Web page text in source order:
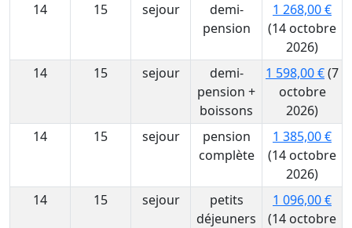
14
15 sejour
demi-
pension
1 268,00 €
(14 octobre
2026)
14
15 sejour
demi-
pension +
boissons
1 598,00 €(7
octobre
2026)
14
15 sejour
pension
complète
1 385,00 €
(14 octobre
2026)
14
15 sejour
petits
déjeuners
1 096,00 €
(14 octobre